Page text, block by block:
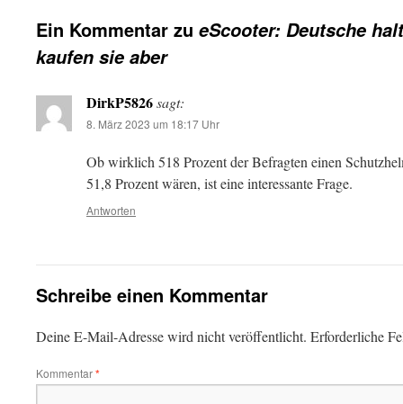
Ein Kommentar zu eScooter: Deutsche
kaufen sie aber
DirkP5826sagt:
8. März 2023 um 18:17 Uhr
Ob wirklich 518 Prozent der Befragten einen
51,8 Prozent wären, ist eine interessante Frage.
Antworten
Schreibe einen Kommentar
Deine E-Mail-Adresse wird nicht veröffentlicht. Erforderliche
Kommentar*